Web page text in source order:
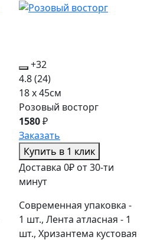
+32
4.8(24)
18 x 45см
Розовый восторг
1580₽
Заказать
Купить в 1 клик
Доставка 0₽ от 30-ти
минут
Современная упаковка -
1 шт., Лента атласная - 1
шт., Хризантема кустовая